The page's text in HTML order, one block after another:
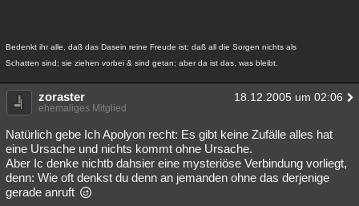
Bedenkt ihr alle, daß das Dasein reine Freude ist; daß all die Sorgen nichts als
Schatten sind; sie ziehen vorbei & sind getan; aber da ist das, was bleibt.
zoraster 18.12.2005 um 02:06
ehemaliges Mitglied
Natürlich gebe Ich Apolyon recht: Es gibt keine Zufälle alles hat
eine Ursache und nichts kommt ohne Ursache.
Aber Ic denke nichtb dahsier eine mysteriöse Verbindung vorliegt,
denn: Wie oft denkst du denn an jemanden ohne das derjenige
gerade anruft